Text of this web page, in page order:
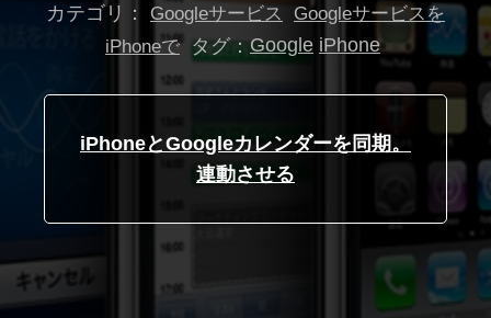
カテゴリ： Googleサービス
Googleサービスを
iPhoneで タグ：Google iPhone
iPhoneとGoogleカレンダーを同期。
連動させる